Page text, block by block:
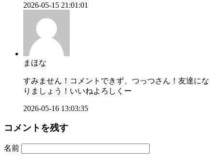
2026-05-15 21:01:01
まほな
すみません！コメントできず、つっつさん！友達にな
りましょう！いいねよろしくー
2026-05-16 13:03:35
コメントを残す
名前